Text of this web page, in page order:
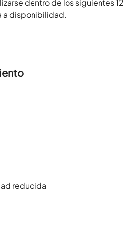
dentro de los siguientes 12
a disponibilidad.
reducida